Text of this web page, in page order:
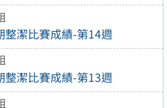
整潔比賽成績-第14週
整潔比賽成績-第13週